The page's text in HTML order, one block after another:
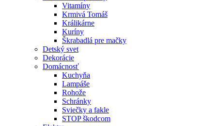
Vitamíny
Krmivá Tomáš
Králikárne
Kuríny
Škrabadlá pre mačky
Detský svet
Dekorácie
Domácnosť
Kuchyňa
Lampáše
Rohože
Schránky
Sviečky a fakle
STOP škodcom